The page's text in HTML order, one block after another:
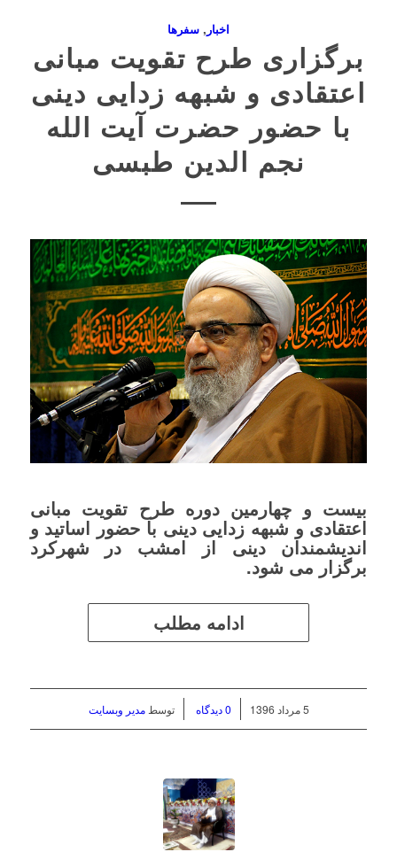
اخبار , سفرها
برگزاری طرح تقویت مبانی
اعتقادی و شبهه زدایی دینی
با حضور حضرت آیت الله
نجم الدین طبسی
بیست و چهارمین دوره طرح تقویت مبانی
اعتقادی و شبهه زدایی دینی با حضور اساتید و
اندیشمندان دینی از امشب در شهرکرد
برگزار می شود.
ادامه مطلب
5 مرداد 1396 / 0 دیدگاه توسطمدیر وبسایت